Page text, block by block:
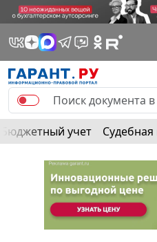
Бюджетный учет Судебная